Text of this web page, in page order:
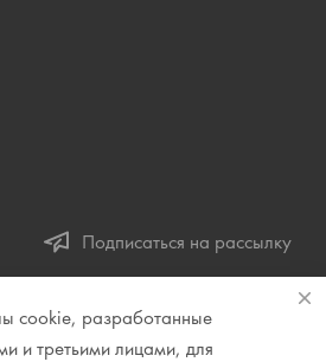
Подписаться на рассылку
11
cookie, разработанные
и третьими лицами, для